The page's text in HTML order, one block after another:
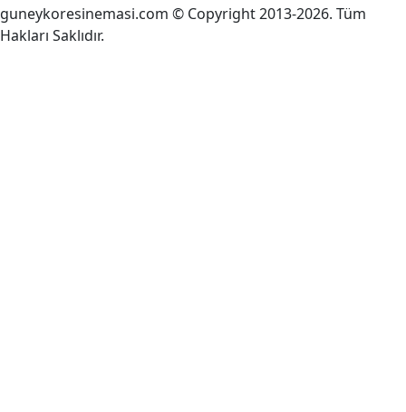
guneykoresinemasi.com © Copyright 2013-2026. Tüm
Hakları Saklıdır.